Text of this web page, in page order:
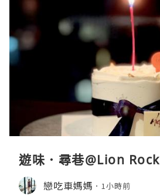
遊味．尋巷@Lion Rock
戀吃車媽媽 1小時前